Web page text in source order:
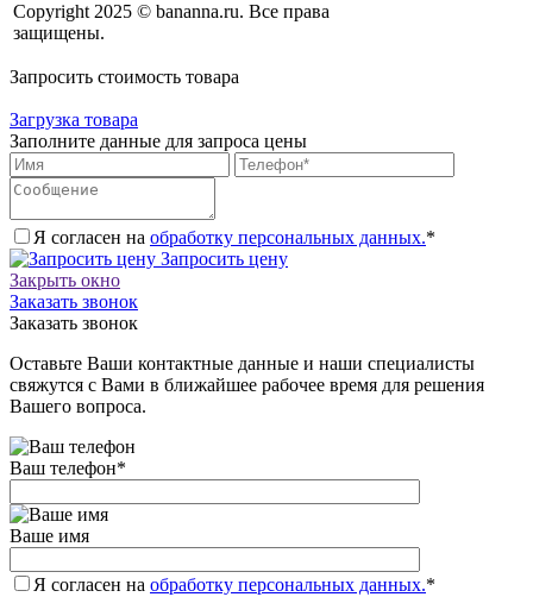
Copyright 2025 © bananna.ru. Все права
защищены.
Запросить стоимость товара
Загрузка товара
Заполните данные для запроса цены
Я согласен на обработку персональных данных.*
Запросить цену
Закрыть окно
Заказать звонок
Заказать звонок
Оставьте Ваши контактные данные и наши специалисты
свяжутся с Вами в ближайшее рабочее время для решения
Вашего вопроса.
Ваш телефон*
Ваше имя
Я согласен на обработку персональных данных.*